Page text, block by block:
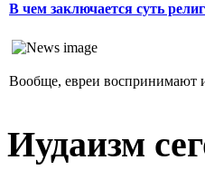
В чем заключается суть
Вообще, евреи воспринимают
Иудаизм